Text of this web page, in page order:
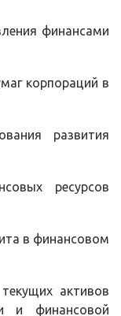
финансами
корпораций в
развития
ресурсов
в финансовом
активов
и финансовой